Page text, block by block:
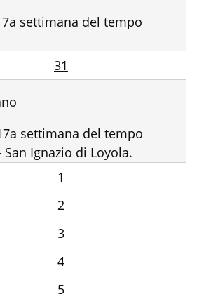
settimana del tempo
31
settimana del tempo
Ignazio di Loyola.
1
2
3
4
5